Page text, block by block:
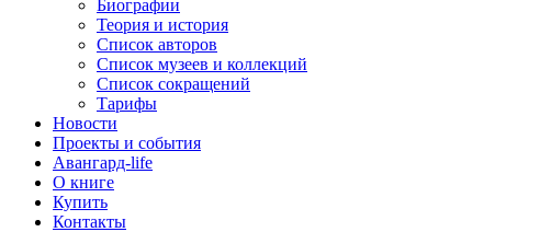
Биографии
Теория и история
Список авторов
Список музеев и коллекций
Список сокращений
Тарифы
Новости
Проекты и события
Авангард-life
О книге
Купить
Контакты